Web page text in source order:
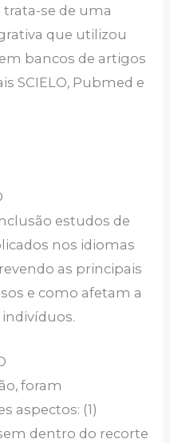
se de uma
que utilizou
bancos de artigos
SCIELO, Pubmed e
estudos de
nos idiomas
as principais
e como afetam a
indivíduos.
foram
aspectos: (1)
dentro do recorte